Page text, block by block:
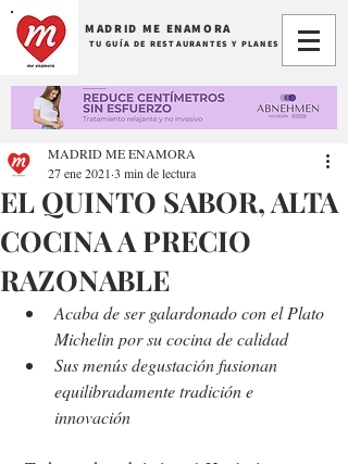
MADRID ME ENAMORA
TU GUÍA DE RESTAURANTES Y PLANES
EL QUINTO SABOR, ALTA
COCINA A PRECIO
RAZONABLE
MADRID ME ENAMORA
27 ene 2021 3 min de lectura
Acaba de ser galardonado con el Plato
Michelin por su cocina de calidad
Sus menús degustación fusionan
equilibradamente tradición e
innovación